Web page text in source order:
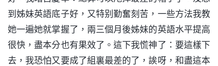
到姊妹英語底子好，又特别勤奮刻苦，一些方法我教
她一遍她就掌握了，兩三個月後姊妹的英語水平提高
很快，盡本分也有果效了。這下我慌神了：要這樣下
去，我恐怕又要成了組裏最差的了，誒呀，和盡這本